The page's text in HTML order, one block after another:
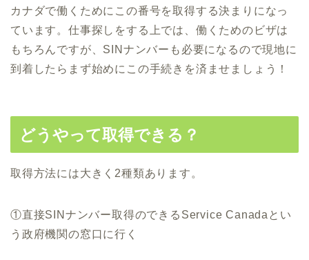
カナダで働くためにこの番号を取得する決まりになっ
ています。仕事探しをする上では、働くためのビザは
もちろんですが、SINナンバーも必要になるので現地に
到着したらまず始めにこの手続きを済ませましょう！
どうやって取得できる？
取得方法には大きく2種類あります。
①直接SINナンバー取得のできるService Canadaとい
う政府機関の窓口に行く